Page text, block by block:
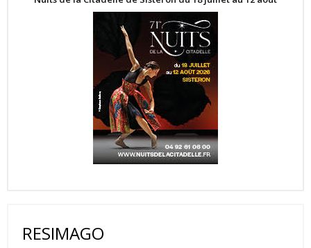
RESIMAGO